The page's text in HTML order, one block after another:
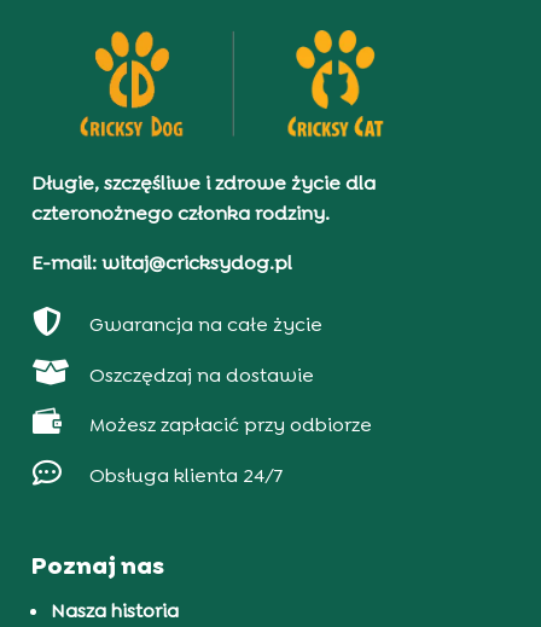
Długie, szczęśliwe i zdrowe życie dla
czteronożnego członka rodziny.
E-mail: witaj@cricksydog.pl
 Gwarancja na całe życie
 Oszczędzaj na dostawie
 Możesz zapłacić przy odbiorze
 Obsługa klienta 24/7
Poznaj nas
Nasza historia